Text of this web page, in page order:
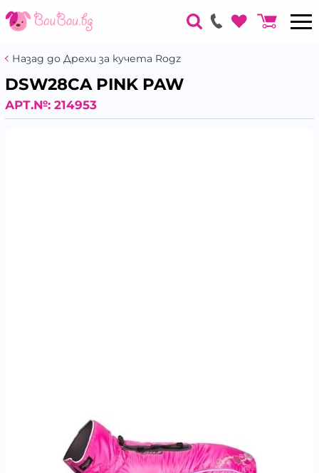
Назад до Дрехи за кучета Rogz
DSW28CA PINK PAW
АРТ.№: 214953